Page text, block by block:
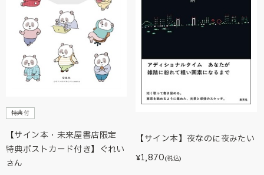
特典付
【サイン本・未来屋書店限定
特典ポストカード付き】ぐれい
さん
【サイン本】夜なのに夜みたい
¥1,870(税込)